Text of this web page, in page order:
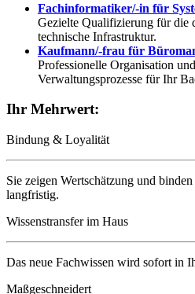
Fachinformatiker/-in für
Gezielte Qualifizierung für die
technische Infrastruktur.
Kaufmann/-frau für
Professionelle Organisation
Verwaltungsprozesse für Ihr
Ihr Mehrwert:
Bindung & Loyalität
Sie zeigen Wertschätzung und
langfristig.
Wissenstransfer im Haus
Das neue Fachwissen wird sofort in
Maßgeschneidert